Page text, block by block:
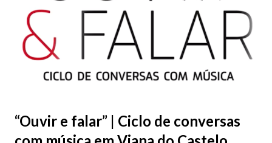
Paços do Concelho (Séc. XVI) Depois que o antigo lugar de
reunião do concelho foi ocupado pela igreja de Santa Maria
Maior (hoje Sé), foi construída fora de portas esta Casa da
Câmara logo no princípio do século XVI. É, ...
“Ouvir e falar” | Ciclo de conversas